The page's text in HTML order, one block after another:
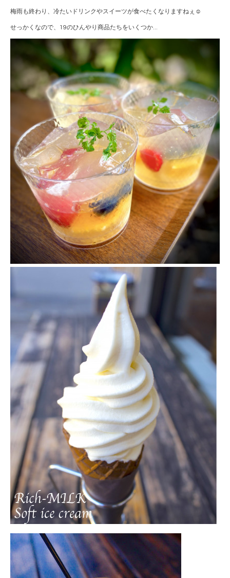
梅雨も終わり、冷たいドリンクやスイーツが食べたくなりますねぇ☺️
せっかくなので、19のひんやり商品たちをいくつか...